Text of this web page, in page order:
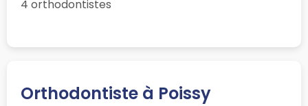
4 orthodontistes
Orthodontiste à Poissy